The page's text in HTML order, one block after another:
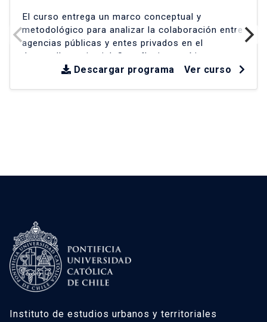
El curso entrega un marco conceptual y
metodológico para analizar la colaboración entre
agencias públicas y entes privados en el
desarrollo territorial
Se reflexiona críticamente
sobre experiencias en América Latina y Chile
Ver curso
Descargar programa
Instituto de estudios urbanos y territoriales